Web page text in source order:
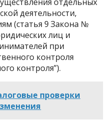
деятельности,
(статья 9 Закона №
лиц и
при
контроля
контроля”).
проверки